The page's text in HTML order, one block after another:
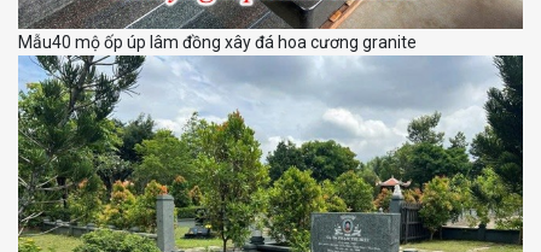
Mẫu40 mộ ốp úp lâm đồng xây đá hoa cương granite